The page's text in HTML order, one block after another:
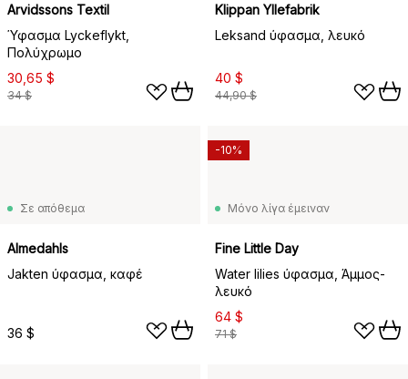
Arvidssons Textil
Ύφασμα Lyckeflykt,
Πολύχρωμο
30,65 $
34 $
Klippan Yllefabrik
Leksand ύφασμα, λευκό
40 $
44,90 $
Σε απόθεμα
Almedahls
Jakten ύφασμα, καφέ
36 $
Μόνο λίγα έμειναν
Fine Little Day
Water lilies ύφασμα, Άμμος-
λευκό
64 $
71 $
-10%